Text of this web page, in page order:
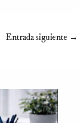
Entrada siguiente →